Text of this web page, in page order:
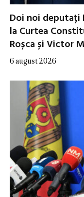
Doi noi deputați
la Curtea
Roșca și Victor
6 august 2026